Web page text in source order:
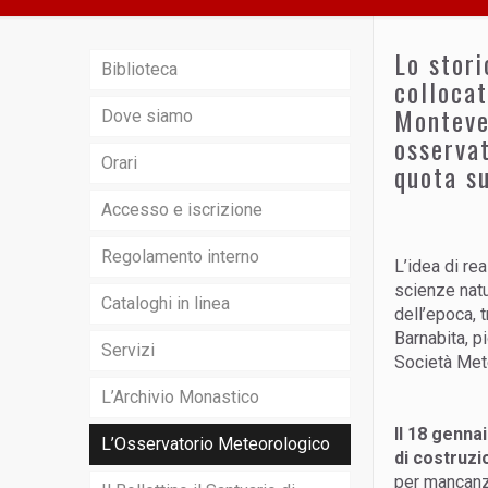
Lo
quota
L’idea di
scienze
dell’epoca,
Barnabita,
Società
Il 18
di
per
Biblioteca
Dove siamo
Orari
Accesso e iscrizione
Regolamento interno
Cataloghi in linea
Servizi
L’Archivio Monastico
L’Osservatorio Meteorologico